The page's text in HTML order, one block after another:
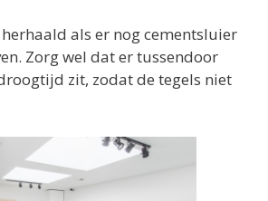
als er nog cementsluier
Zorg wel dat er tussendoor
zit, zodat de tegels niet